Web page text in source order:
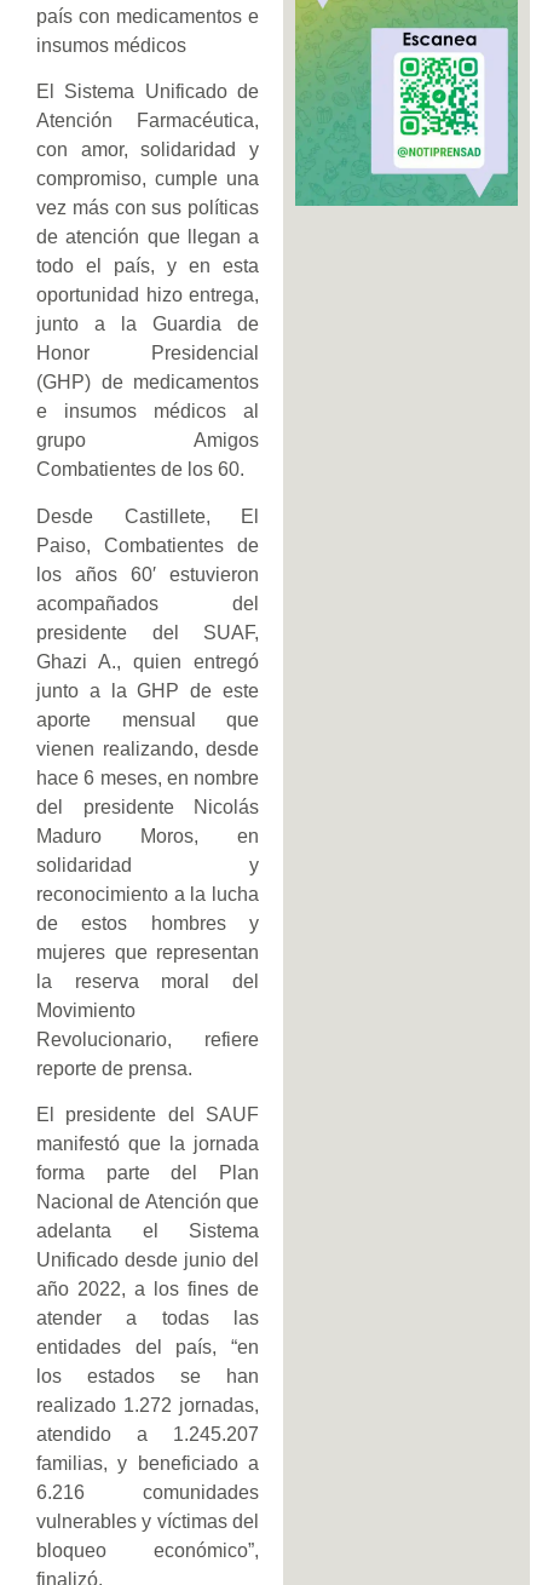
país con medicamentos e
insumos médicos
El Sistema Unificado de
Atención Farmacéutica,
con amor, solidaridad y
compromiso, cumple una
vez más con sus políticas
de atención que llegan a
todo el país, y en esta
oportunidad hizo entrega,
junto a la Guardia de
Honor Presidencial
(GHP) de medicamentos
e insumos médicos al
grupo Amigos
Combatientes de los 60.
Desde Castillete, El
Paiso, Combatientes de
los años 60′ estuvieron
acompañados del
presidente del SUAF,
Ghazi A., quien entregó
junto a la GHP de este
aporte mensual que
vienen realizando, desde
hace 6 meses, en nombre
del presidente Nicolás
Maduro Moros, en
solidaridad y
reconocimiento a la lucha
de estos hombres y
mujeres que representan
la reserva moral del
Movimiento
Revolucionario, refiere
reporte de prensa.
El presidente del SAUF
manifestó que la jornada
forma parte del Plan
Nacional de Atención que
adelanta el Sistema
Unificado desde junio del
año 2022, a los fines de
atender a todas las
entidades del país, “en
los estados se han
realizado 1.272 jornadas,
atendido a 1.245.207
familias, y beneficiado a
6.216 comunidades
vulnerables y víctimas del
bloqueo económico”,
finalizó.